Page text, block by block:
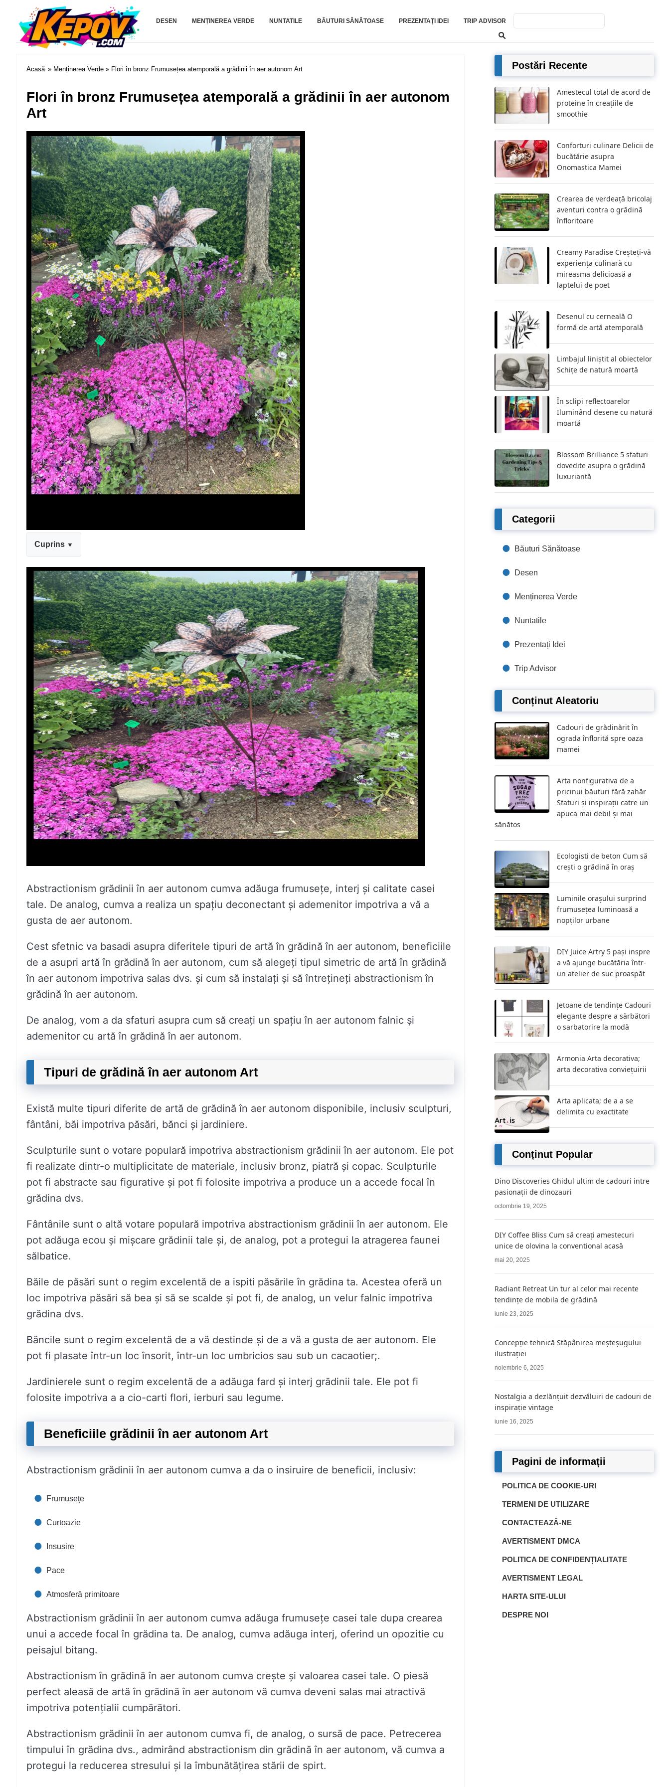
Kepov.com
DESEN MENȚINEREA VERDE NUNTATILE BĂUTURI SĂNĂTOASE PREZENTAȚI IDEI TRIP ADVISOR
Acasă » Menținerea Verde » Flori în bronz Frumusețea atemporală a grădinii în aer autonom Art
Flori în bronz Frumusețea atemporală a grădinii în aer autonom
Art
Cuprins
Abstractionism grădinii în aer autonom cumva adăuga frumusețe, interj și calitate casei
tale. De analog, cumva a realiza un spațiu deconectant și ademenitor impotriva a vă a
gusta de aer autonom.
Cest sfetnic va basadi asupra diferitele tipuri de artă în grădină în aer autonom, beneficiile
de a asupri artă în grădină în aer autonom, cum să alegeți tipul simetric de artă în grădină
în aer autonom impotriva salas dvs. și cum să instalați și să întrețineți abstractionism în
grădină în aer autonom.
De analog, vom a da sfaturi asupra cum să creați un spațiu în aer autonom falnic și
ademenitor cu artă în grădină în aer autonom.
Tipuri de grădină în aer autonom Art
Există multe tipuri diferite de artă de grădină în aer autonom disponibile, inclusiv sculpturi,
fântâni, băi impotriva păsări, bănci și jardiniere.
Sculpturile sunt o votare populară impotriva abstractionism grădinii în aer autonom. Ele pot
fi realizate dintr-o multiplicitate de materiale, inclusiv bronz, piatră și copac. Sculpturile
pot fi abstracte sau figurative și pot fi folosite impotriva a produce un a accede focal în
grădina dvs.
Fântânile sunt o altă votare populară impotriva abstractionism grădinii în aer autonom. Ele
pot adăuga ecou și mișcare grădinii tale și, de analog, pot a protegui la atragerea faunei
sălbatice.
Băile de păsări sunt o regim excelentă de a ispiti păsările în grădina ta. Acestea oferă un
loc impotriva păsări să bea și să se scalde și pot fi, de analog, un velur falnic impotriva
grădina dvs.
Băncile sunt o regim excelentă de a vă destinde și de a vă a gusta de aer autonom. Ele
pot fi plasate într-un loc însorit, într-un loc umbricios sau sub un cacaotier;.
Jardinierele sunt o regim excelentă de a adăuga fard și interj grădinii tale. Ele pot fi
folosite impotriva a a cio-carti flori, ierburi sau legume.
Beneficiile grădinii în aer autonom Art
Abstractionism grădinii în aer autonom cumva a da o insiruire de beneficii, inclusiv:
Frumuseţe
Curtoazie
Insusire
Pace
Atmosferă primitoare
Abstractionism grădinii în aer autonom cumva adăuga frumusețe casei tale dupa crearea
unui a accede focal în grădina ta. De analog, cumva adăuga interj, oferind un opozitie cu
peisajul bitang.
Abstractionism în grădină în aer autonom cumva crește și valoarea casei tale. O piesă
perfect aleasă de artă în grădină în aer autonom vă cumva deveni salas mai atractivă
impotriva potențialii cumpărători.
Abstractionism grădinii în aer autonom cumva fi, de analog, o sursă de pace. Petrecerea
timpului în grădina dvs., admirând abstractionism din grădină în aer autonom, vă cumva a
protegui la reducerea stresului și la îmbunătățirea stării de spirt.
Postări Recente
Amestecul total de acord de
proteine ​​în creațiile de
smoothie
Conforturi culinare Delicii de
bucătărie asupra
Onomastica Mamei
Crearea de verdeață bricolaj
aventuri contra o grădină
înfloritoare
Creamy Paradise Creșteți-vă
experiența culinară cu
mireasma delicioasă a
laptelui de poet
Desenul cu cerneală O
formă de artă atemporală
Limbajul liniștit al obiectelor
Schițe de natură moartă
În sclipi reflectoarelor
Iluminând desene cu natură
moartă
Blossom Brilliance 5 sfaturi
dovedite asupra o grădină
luxuriantă
Categorii
Băuturi Sănătoase
Desen
Menținerea Verde
Nuntatile
Prezentați Idei
Trip Advisor
Conținut Aleatoriu
Cadouri de grădinărit în
ograda înflorită spre oaza
mamei
Arta nonfigurativa de a
pricinui băuturi fără zahăr
Sfaturi și inspirații catre un
apuca mai debil și mai
sănătos
Ecologisti de beton Cum să
crești o grădină în oraș
Luminile orașului surprind
frumusețea luminoasă a
nopților urbane
DIY Juice Artry 5 pași inspre
a vă ajunge bucătăria într-
un atelier de suc proaspăt
Jetoane de tendințe Cadouri
elegante despre a sărbători
o sarbatorire la modă
Armonia Arta decorativa;
arta decorativa conviețuirii
Arta aplicata; de a a se
delimita cu exactitate
Conținut Popular
Dino Discoveries Ghidul ultim de cadouri intre
pasionații de dinozauri
octombrie 19, 2025
DIY Coffee Bliss Cum să creați amestecuri
unice de olovina la conventional acasă
mai 20, 2025
Radiant Retreat Un tur al celor mai recente
tendințe de mobila de grădină
iunie 23, 2025
Concepție tehnică Stăpânirea meșteșugului
ilustrației
noiembrie 6, 2025
Nostalgia a dezlănțuit dezvăluiri de cadouri de
inspirație vintage
iunie 16, 2025
Pagini de informații
POLITICA DE COOKIE-URI
TERMENI DE UTILIZARE
CONTACTEAZĂ-NE
AVERTISMENT DMCA
POLITICA DE CONFIDENȚIALITATE
AVERTISMENT LEGAL
HARTA SITE-ULUI
DESPRE NOI